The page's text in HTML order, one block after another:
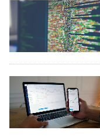
時
事
欄
訂
閱